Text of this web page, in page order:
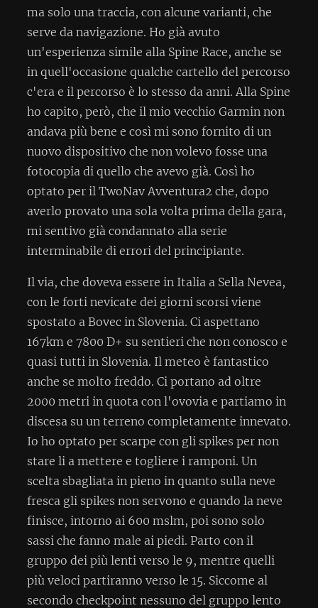
ma solo una traccia, con alcune varianti, che
serve da navigazione. Ho già avuto
un'esperienza simile alla Spine Race, anche se
in quell'occasione qualche cartello del percorso
c'era e il percorso è lo stesso da anni. Alla Spine
ho capito, però, che il mio vecchio Garmin non
andava più bene e così mi sono fornito di un
nuovo dispositivo che non volevo fosse una
fotocopia di quello che avevo già. Così ho
optato per il TwoNav Avventura2 che, dopo
averlo provato una sola volta prima della gara,
mi sentivo già condannato alla serie
interminabile di errori del principiante.
Il via, che doveva essere in Italia a Sella Nevea,
con le forti nevicate dei giorni scorsi viene
spostato a Bovec in Slovenia. Ci aspettano
167km e 7800 D+ su sentieri che non conosco e
quasi tutti in Slovenia. Il meteo è fantastico
anche se molto freddo. Ci portano ad oltre
2000 metri in quota con l'ovovia e partiamo in
discesa su un terreno completamente innevato.
Io ho optato per scarpe con gli spikes per non
stare li a mettere e togliere i ramponi. Un
scelta sbagliata in pieno in quanto sulla neve
fresca gli spikes non servono e quando la neve
finisce, intorno ai 600 mslm, poi sono solo
sassi che fanno male ai piedi. Parto con il
gruppo dei più lenti verso le 9, mentre quelli
più veloci partiranno verso le 15. Siccome al
secondo checkpoint nessuno del gruppo lento